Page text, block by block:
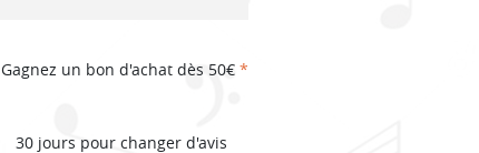
Gagnez un bon d'achat dès 50€ *
30 jours pour changer d'avis